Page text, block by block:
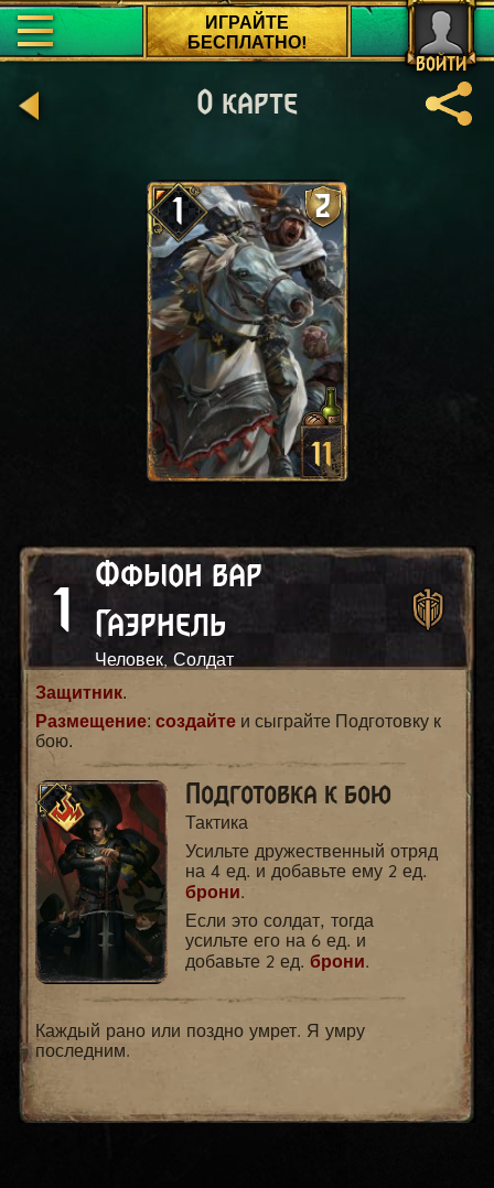
ВОЙТИ
ИГРАЙТЕ
БЕСПЛАТНО!
О карте
1 2
11
1
Ффыон вар
Гаэрнель
Человек, Солдат
Защитник.
Размещение: создайте и сыграйте Подготовку к
бою.
Подготовка к бою
Тактика
Усильте дружественный отряд
на 4 ед. и добавьте ему 2 ед.
брони.
Если это солдат, тогда
усильте его на 6 ед. и
добавьте 2 ед. брони.
Каждый рано или поздно умрет. Я умру
последним.